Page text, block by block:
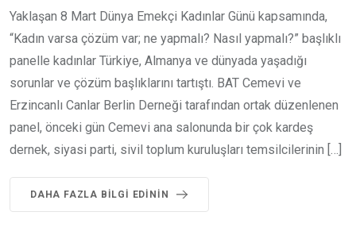
Yaklaşan 8 Mart Dünya Emekçi Kadınlar Günü kapsamında,
“Kadın varsa çözüm var; ne yapmalı? Nasıl yapmalı?” başlıklı
panelle kadınlar Türkiye, Almanya ve dünyada yaşadığı
sorunlar ve çözüm başlıklarını tartıştı. BAT Cemevi ve
Erzincanlı Canlar Berlin Derneği tarafından ortak düzenlenen
panel, önceki gün Cemevi ana salonunda bir çok kardeş
dernek, siyasi parti, sivil toplum kuruluşları temsilcilerinin […]
DAHA FAZLA BILGI EDININ